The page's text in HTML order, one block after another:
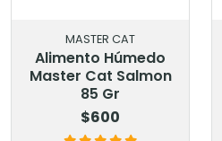
MASTER CAT
Alimento Húmedo
Master Cat Salmon
85 Gr
$600